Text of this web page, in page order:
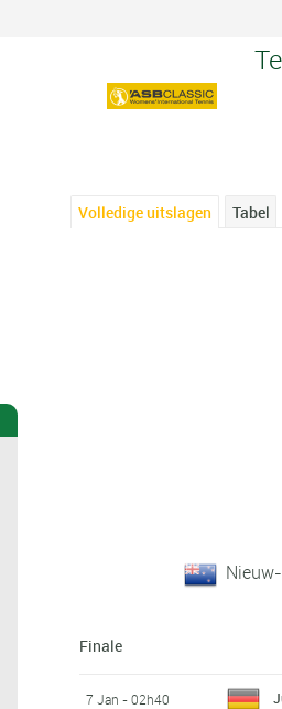
Volledige uitslagen Tabel
Finale
7 Jan - 02h40